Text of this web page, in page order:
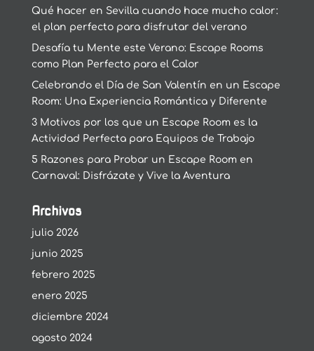
Qué hacer en Sevilla cuando hace mucho calor:
el plan perfecto para disfrutar del verano
Desafía tu Mente este Verano: Escape Rooms
como Plan Perfecto para el Calor
Celebrando el Día de San Valentín en un Escape
Room: Una Experiencia Romántica y Diferente
3 Motivos por los que un Escape Room es la
Actividad Perfecta para Equipos de Trabajo
5 Razones para Probar un Escape Room en
Carnaval: Disfrázate y Vive la Aventura
Archivos
julio 2026
junio 2025
febrero 2025
enero 2025
diciembre 2024
agosto 2024